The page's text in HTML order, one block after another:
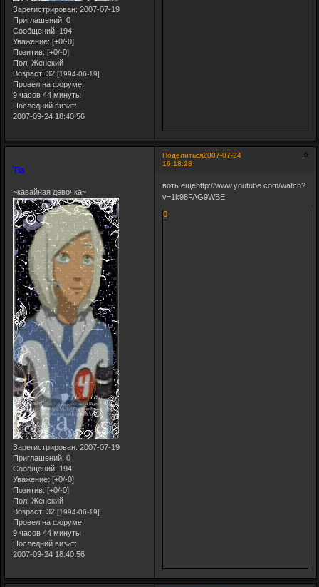
Зарегистрирован: 2007-07-19
Приглашений: 0
Сообщений: 194
Уважение: [+0/-0]
Позитив: [+0/-0]
Пол: Женский
Возраст: 32 [1994-06-19]
Провел на форуме:
9 часов 44 минуты
Последний визит:
2007-09-24 18:40:56
Поделиться 6
2007-07-24
16:18:28
Tia
~кавайная девочка~
Зарегистрирован: 2007-07-19
Приглашений: 0
Сообщений: 194
Уважение: [+0/-0]
Позитив: [+0/-0]
Пол: Женский
Возраст: 32 [1994-06-19]
Провел на форуме:
9 часов 44 минуты
Последний визит:
2007-09-24 18:40:56
воть ещеhttp://www.youtube.com/watch?
v=1k98FAG9WBE
0